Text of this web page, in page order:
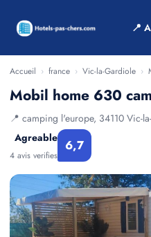
📍
Accueil › france › Vic-la-Gardiole ›
Mobil home 630
📍 camping l'europe, 34110 Vic-
Agreable
4 avis verifies
6,7